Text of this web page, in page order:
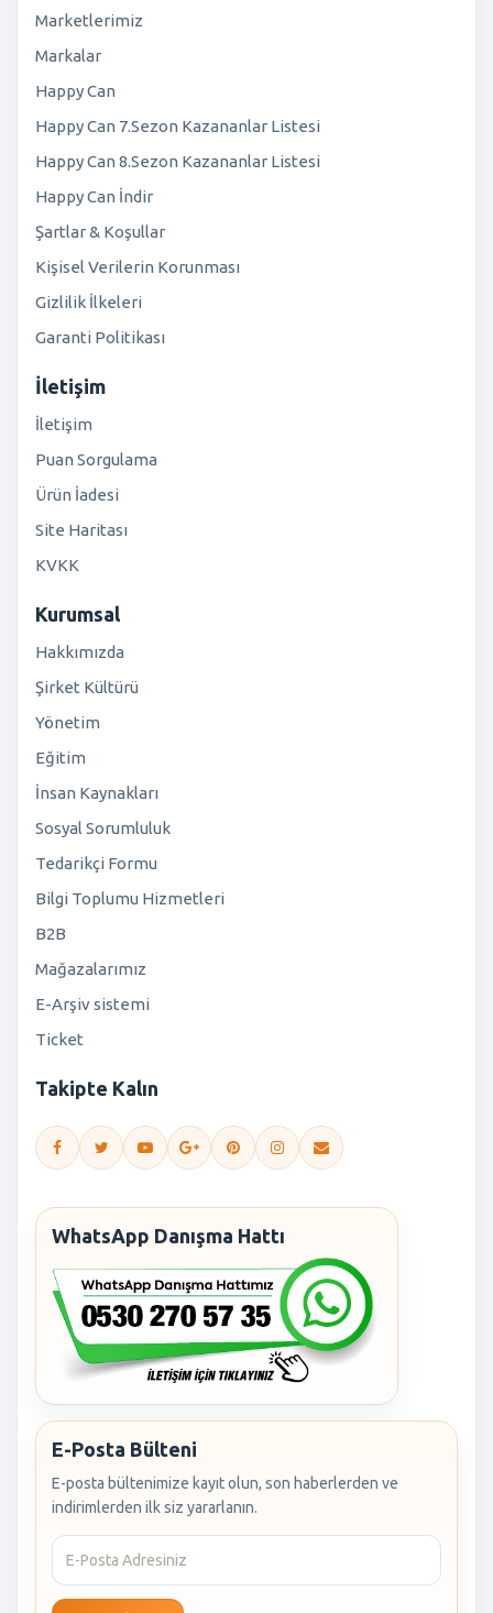
Marketlerimiz
Markalar
Happy Can
Happy Can 7.Sezon Kazananlar Listesi
Happy Can 8.Sezon Kazananlar Listesi
Happy Can İndir
Şartlar & Koşullar
Kişisel Verilerin Korunması
Gizlilik İlkeleri
Garanti Politikası
İletişim
İletişim
Puan Sorgulama
Ürün İadesi
Site Haritası
KVKK
Kurumsal
Hakkımızda
Şirket Kültürü
Yönetim
Eğitim
İnsan Kaynakları
Sosyal Sorumluluk
Tedarikçi Formu
Bilgi Toplumu Hizmetleri
B2B
Mağazalarımız
E-Arşiv sistemi
Ticket
Takipte Kalın
WhatsApp Danışma Hattı
E-Posta Bülteni
E-posta bültenimize kayıt olun, son haberlerden ve
indirimlerden ilk siz yararlanın.